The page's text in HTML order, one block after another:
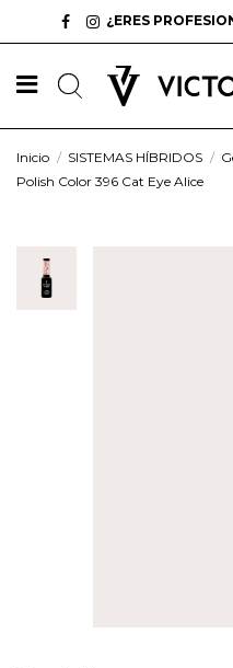
¿ERES
Inicio SISTEMAS HÍBRIDOS
Polish Color 396 Cat Eye Alice